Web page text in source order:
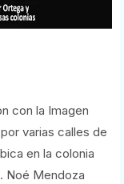
con la Imagen
varias calles de
en la colonia
Noé Mendoza